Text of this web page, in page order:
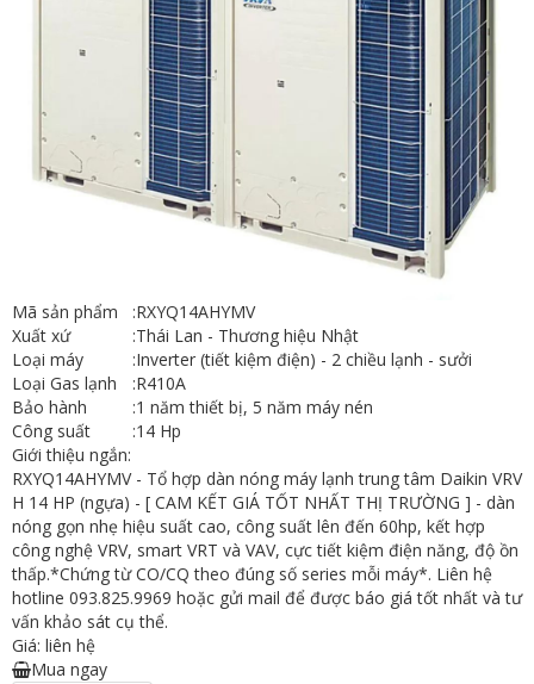
Mã sản phẩm :RXYQ14AHYMV
Xuất xứ
:Thái Lan - Thương hiệu Nhật
Loại máy
:Inverter (tiết kiệm điện) - 2 chiều lạnh - sưởi
Loại Gas lạnh
:R410A
Bảo hành
:1 năm thiết bị, 5 năm máy nén
Công suất
:14 Hp
Giới thiệu ngắn:
RXYQ14AHYMV - Tổ hợp dàn nóng máy lạnh trung tâm Daikin VRV
H 14 HP (ngựa) - [ CAM KẾT GIÁ TỐT NHẤT THỊ TRƯỜNG ] - dàn
nóng gọn nhẹ hiệu suất cao, công suất lên đến 60hp, kết hợp
công nghệ VRV, smart VRT và VAV, cực tiết kiệm điện năng, độ ồn
thấp.*Chứng từ CO/CQ theo đúng số series mỗi máy*. Liên hệ
hotline 093.825.9969 hoặc gửi mail để được báo giá tốt nhất và tư
vấn khảo sát cụ thể.
Giá: liên hệ
Mua ngay